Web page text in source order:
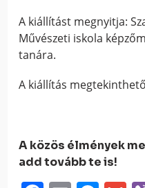
A kiállítást megnyitja:
Művészeti iskola
tanára.
A kiállítás
A közös élmények
add tovább te is!